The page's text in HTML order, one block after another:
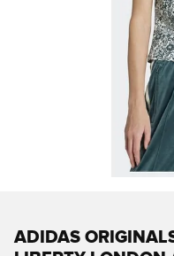
ADIDAS